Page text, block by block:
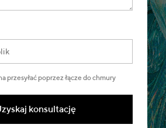
przesyłać poprzez łącze do chmury
konsultację